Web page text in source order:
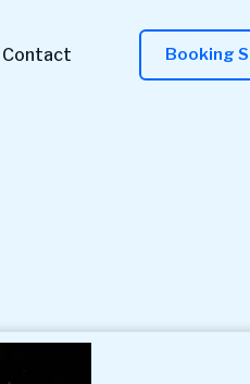
Contact Booking